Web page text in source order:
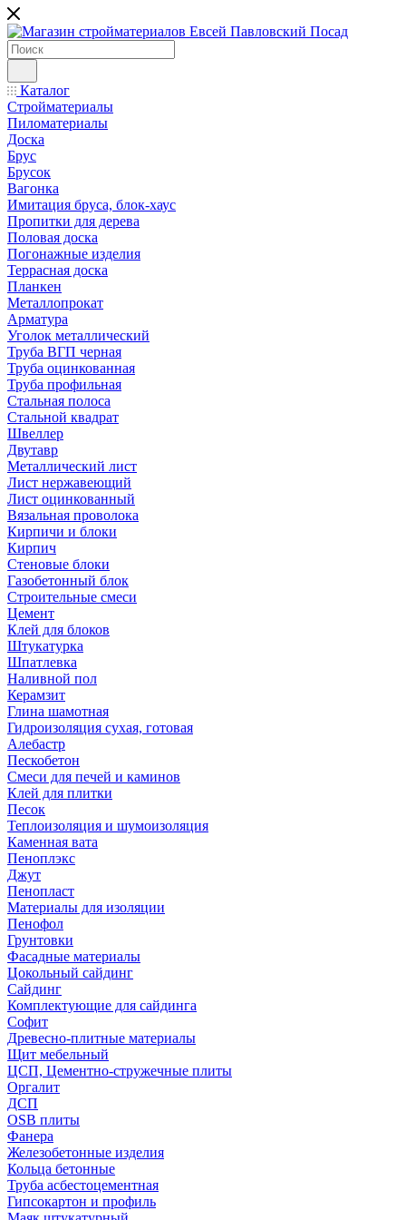
Каталог
Стройматериалы
Пиломатериалы
Доска
Брус
Брусок
Вагонка
Имитация бруса, блок-хаус
Пропитки для дерева
Половая доска
Погонажные изделия
Террасная доска
Планкен
Металлопрокат
Арматура
Уголок металлический
Труба ВГП черная
Труба оцинкованная
Труба профильная
Стальная полоса
Стальной квадрат
Швеллер
Двутавр
Металлический лист
Лист нержавеющий
Лист оцинкованный
Вязальная проволока
Кирпичи и блоки
Кирпич
Стеновые блоки
Газобетонный блок
Строительные смеси
Цемент
Клей для блоков
Штукатурка
Шпатлевка
Наливной пол
Керамзит
Глина шамотная
Гидроизоляция сухая, готовая
Алебастр
Пескобетон
Смеси для печей и каминов
Клей для плитки
Песок
Теплоизоляция и шумоизоляция
Каменная вата
Пеноплэкс
Джут
Пенопласт
Материалы для изоляции
Пенофол
Грунтовки
Фасадные материалы
Цокольный сайдинг
Сайдинг
Комплектующие для сайдинга
Софит
Древесно-плитные материалы
Щит мебельный
ЦСП, Цементно-стружечные плиты
Оргалит
ДСП
OSB плиты
Фанера
Железобетонные изделия
Кольца бетонные
Труба асбестоцементная
Гипсокартон и профиль